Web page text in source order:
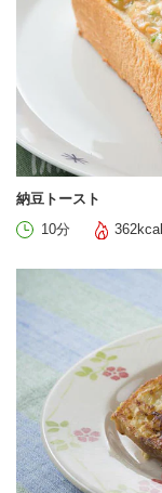
納豆トースト
10分
362kcal